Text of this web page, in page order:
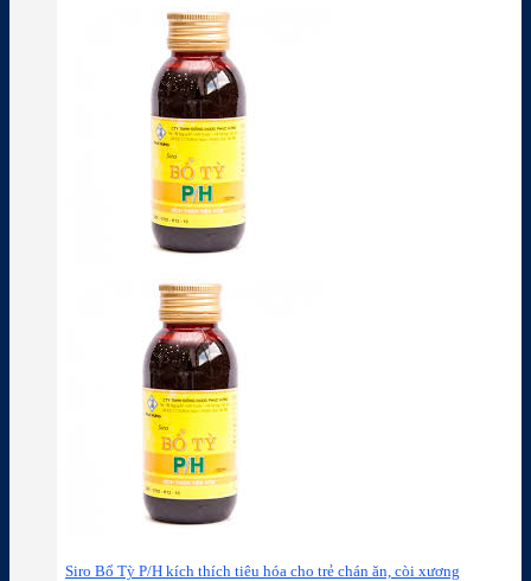
Siro Bổ Tỳ P/H kích thích tiêu hóa cho trẻ chán ăn, còi xương